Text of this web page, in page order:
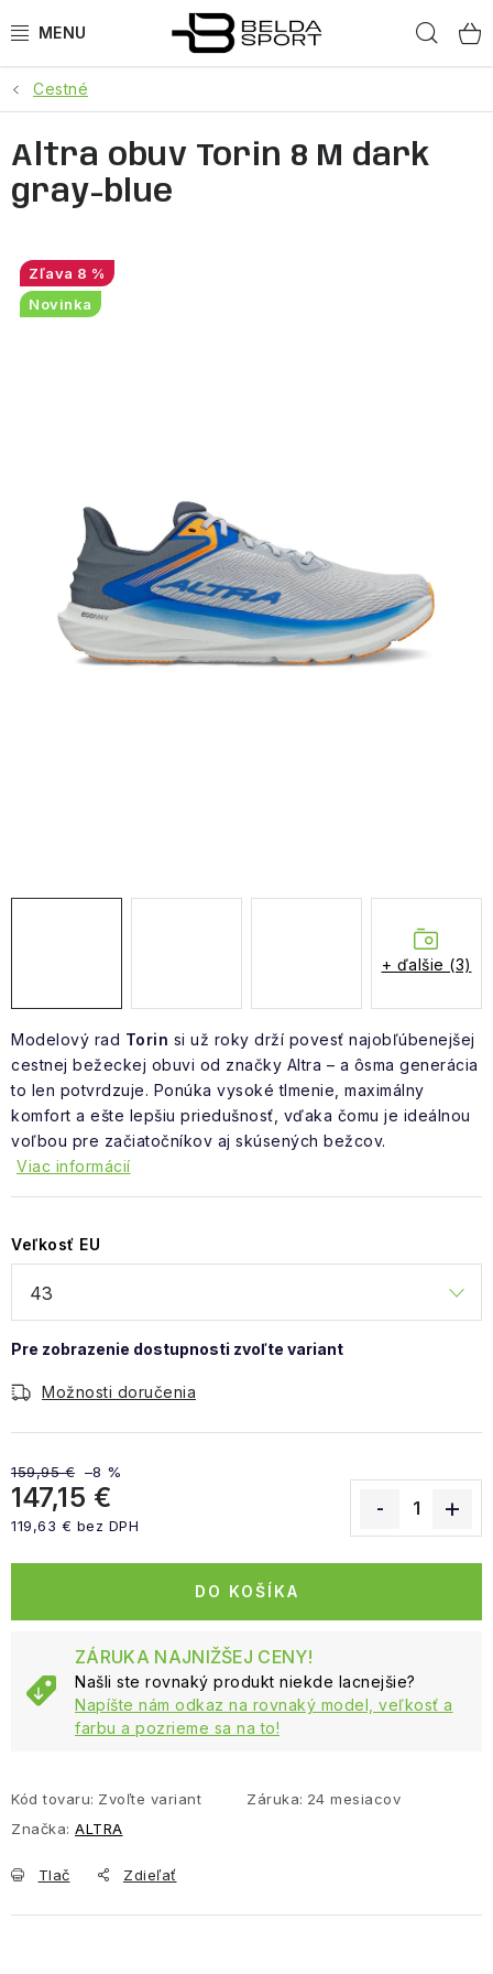
na
ŠPORTY
BEH
BOGNER
GOLDBERGH
OBLEČENIE
VÝPREDAJ
ZNAČKY
Vrátenie a výmena Doprava a platba
Blog
Cestné
Modelový rad Torin si už roky drží povesť najobľúbenejšej
cestnej bežeckej obuvi od značky Altra – a ôsma generácia
to len potvrdzuje. Ponúka vysoké tlmenie, maximálny
komfort a ešte lepšiu priedušnosť, vďaka čomu je ideálnou
voľbou pre začiatočníkov aj skúsených bežcov.
Viac informácií
Veľkosť EU
Možnosti doručenia
159,95 € –8 %
147,15 €
119,63 € bez DPH
DO KOŠÍKA
ZÁRUKA NAJNIŽŠEJ CENY!
Našli ste rovnaký produkt niekde lacnejšie?
Napíšte nám odkaz na rovnaký model, veľkosť a
farbu a pozrieme sa na to!
Kód tovaru: Zvoľte variant Záruka: 24 mesiacov
Značka: ALTRA
Tlač Zdieľať
Altra obuv Torin 8 M dark
gray-blue
8 %
Novinka
+ ďalšie (3)